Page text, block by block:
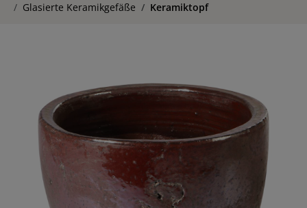
Glasierte Keramikgefäße
Keramiktopf